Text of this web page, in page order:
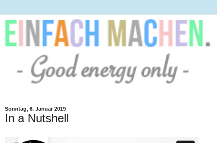
Sonntag, 6. Januar 2019
In a Nutshell